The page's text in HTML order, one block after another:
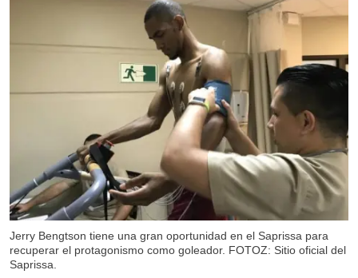
Jerry Bengtson tiene una gran oportunidad en el Saprissa para
recuperar el protagonismo como goleador. FOTOZ: Sitio oficial del
Saprissa.